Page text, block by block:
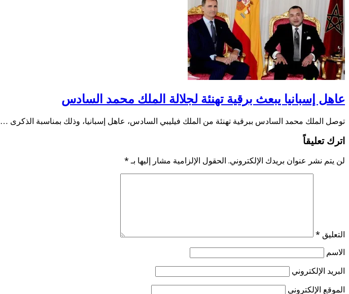
عاهل إسبانيا يبعث برقية تهنئة لجلالة الملك محمد السادس
توصل الملك محمد السادس ببرقية تهنئة من الملك فيليبي السادس، عاهل إسبانيا، وذلك بمناسبة الذكرى …
اترك تعليقاً
لن يتم نشر عنوان بريدك الإلكتروني. الحقول الإلزامية مشار إليها بـ *
التعليق *
الاسم
البريد الإلكتروني
الموقع الإلكتروني